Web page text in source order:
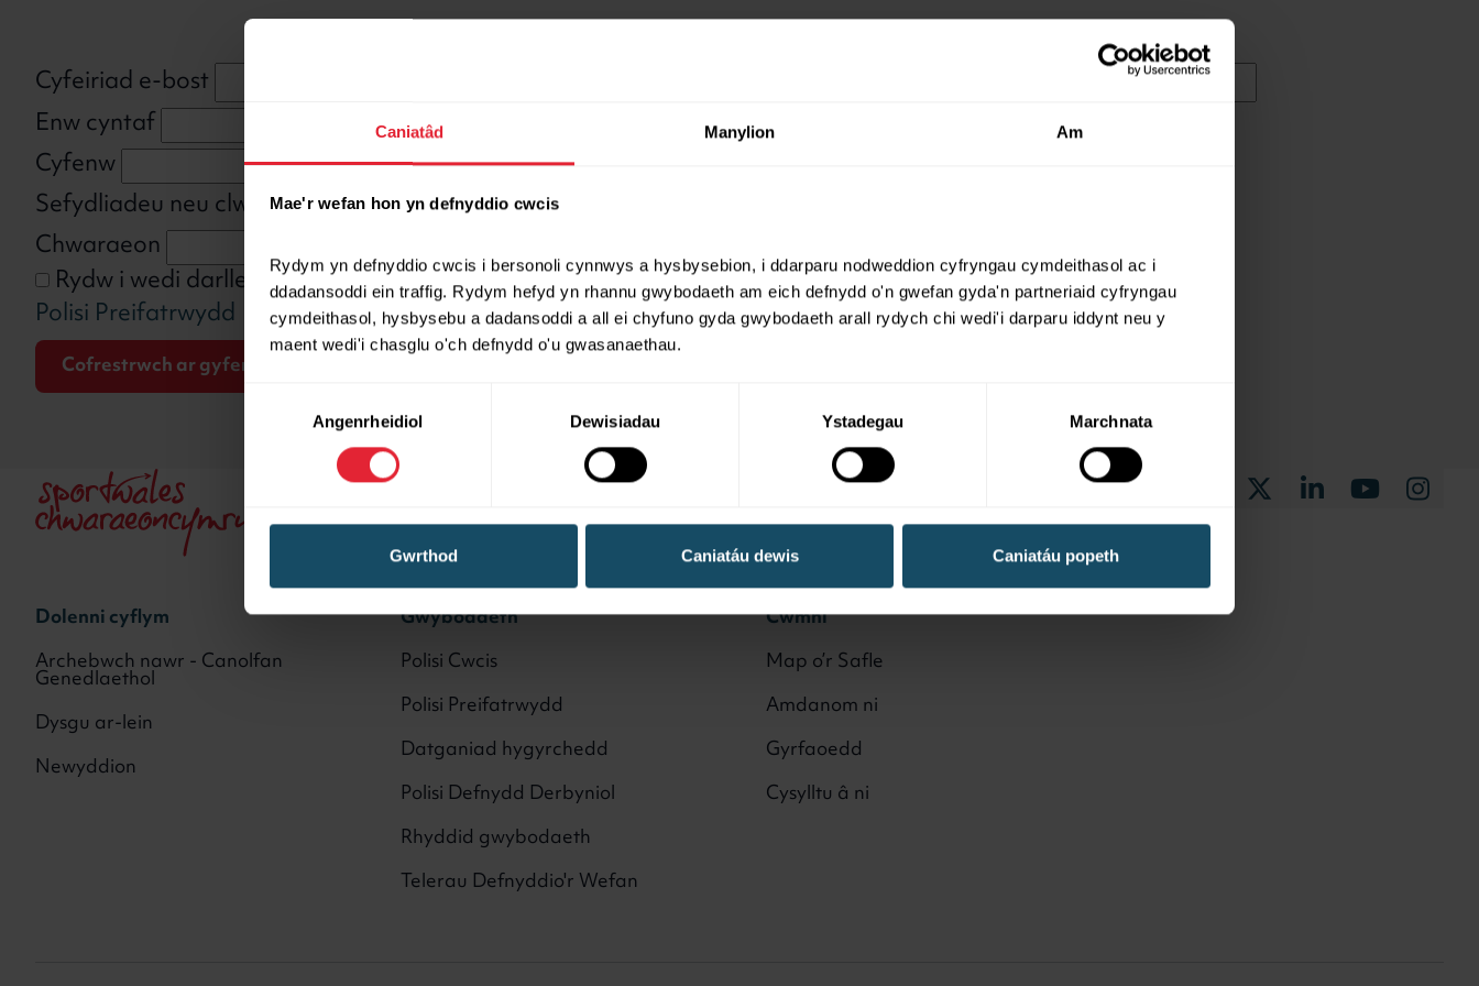
Caniatâd Manylion Am
Mae'r wefan hon yn defnyddio cwcis
Rydym yn defnyddio cwcis i bersonoli cynnwys a hysbysebion, i ddarparu nodweddion cyfryngau cymdeithasol ac i
ddadansoddi ein traffig. Rydym hefyd yn rhannu gwybodaeth am eich defnydd o'n gwefan gyda'n partneriaid cyfryngau
cymdeithasol, hysbysebu a dadansoddi a all ei chyfuno gyda gwybodaeth arall rydych chi wedi'i darparu iddynt neu y
maent wedi'i chasglu o'ch defnydd o'u gwasanaethau.
Dewis
Angenrheidiol Dewisiadau Ystadegau Marchnata
Gwrthod Caniatáu dewis Caniatáu popeth
Cyfeiriad e-bost
Enw cyntaf
Cyfenw
Sefydliadeu neu clwb
Chwaraeon
Rydw i wedi darllen Polisi Preifatrwydd Chwaraeon Cymru
Polisi Preifatrwydd
Facebook
Dolenni cyflym
Archebwch nawr - Canolfan
Genedlaethol
Dysgu ar-lein
Newyddion
Gwybodaeth
Polisi Cwcis
Polisi Preifatrwydd
Datganiad hygyrchedd
Polisi Defnydd Derbyniol
Rhyddid gwybodaeth
Telerau Defnyddio'r Wefan
Cwmni
Map o’r Safle
Amdanom ni
Gyrfaoedd
Cysylltu â ni